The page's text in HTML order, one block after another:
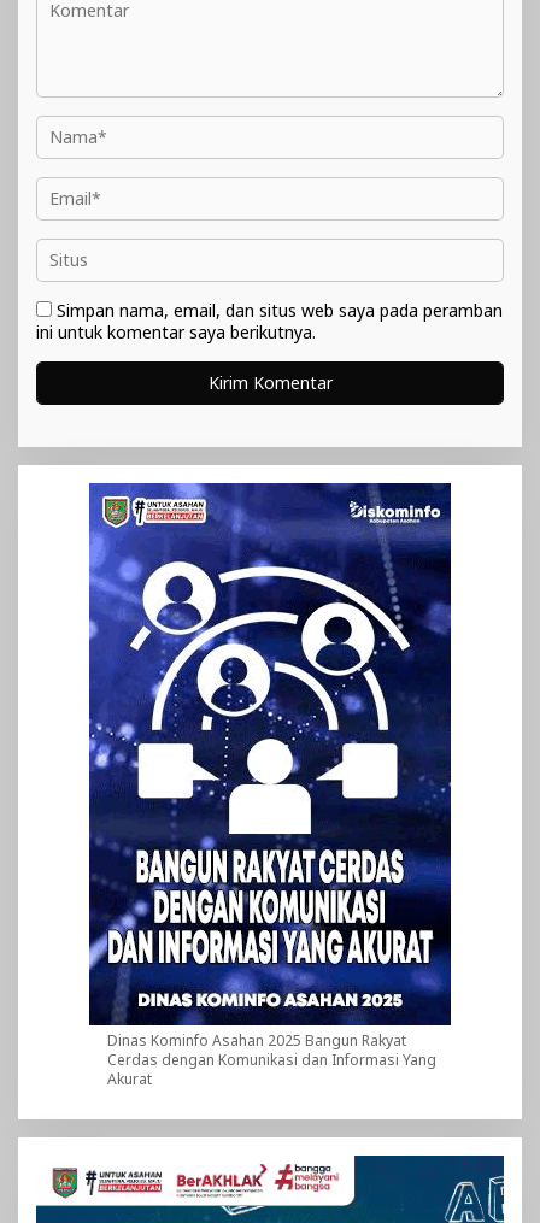
Simpan nama, email, dan situs web saya pada peramban
ini untuk komentar saya berikutnya.
Dinas Kominfo Asahan 2025 Bangun Rakyat
Cerdas dengan Komunikasi dan Informasi Yang
Akurat
Pemutar
Video